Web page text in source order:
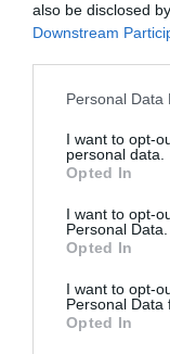
also be disclosed
Downstream
Personal Data
I want to opt-
personal data.
Opted In
I want to opt-
Personal Data.
Opted In
I want to opt-
Personal Data
Opted In